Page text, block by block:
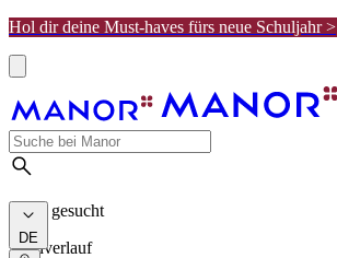
Hol dir deine Must-haves fürs neue Schuljahr >
Meist gesucht
Suchverlauf
DE